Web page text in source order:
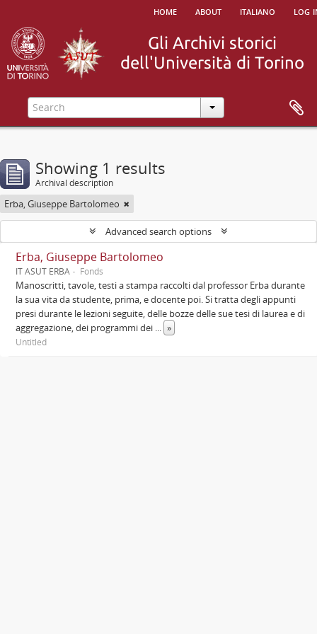
home about italiano log
Showing 1 results
Archival description
Erba, Giuseppe Bartolomeo
Advanced search options
Erba, Giuseppe Bartolomeo
IT ASUT ERBA Fonds
Manoscritti, tavole, testi a stampa raccolti dal professor Erba durante
la sua vita da studente, prima, e docente poi. Si tratta degli appunti
presi durante le lezioni seguite, delle bozze delle sue tesi di laurea e di
aggregazione, dei programmi dei ... »
Untitled